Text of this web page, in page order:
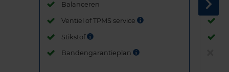
Balanceren
Ventiel of TPMS service
Stikstof
Bandengarantieplan